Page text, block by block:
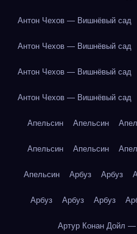
Антон Чехов — Вишнёвый сад
Антон Чехов — Вишнёвый сад
Антон Чехов — Вишнёвый сад
Антон Чехов — Вишнёвый сад
Апельсин Апельсин
Апельсин Апельсин
Апельсин Арбуз Арбуз
Арбуз Арбуз Арбуз
Артур Конан Дойл —